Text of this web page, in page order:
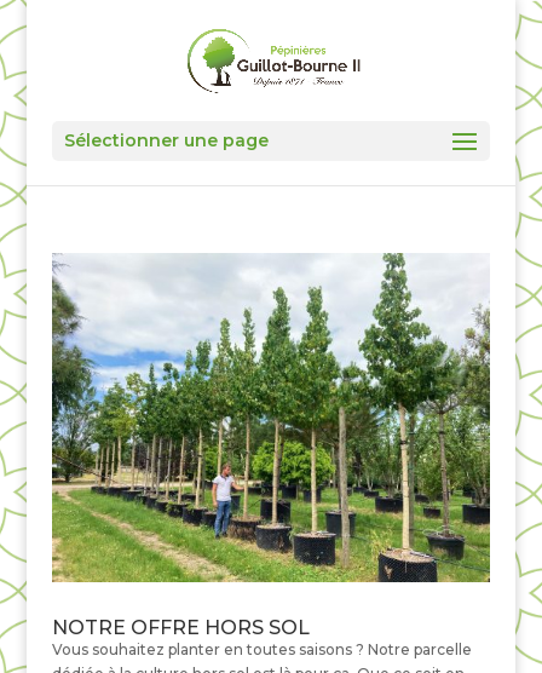
Sélectionner une page
NOTRE OFFRE HORS SOL
Vous souhaitez planter en toutes saisons ? Notre parcelle